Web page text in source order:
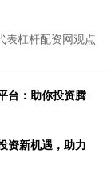
表杠杆配资网观点
台：助你投资腾
资新机遇，助力